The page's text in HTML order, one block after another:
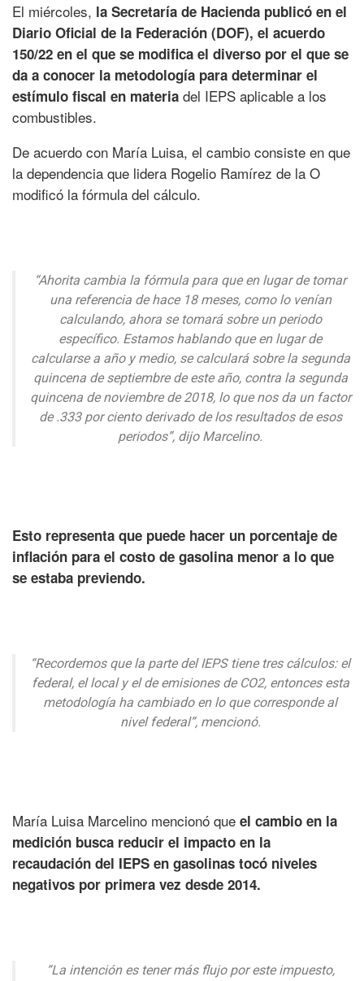
El miércoles, la Secretaría de Hacienda publicó en el
Diario Oficial de la Federación (DOF), el acuerdo
150/22 en el que se modifica el diverso por el que se
da a conocer la metodología para determinar el
estímulo fiscal en materia del IEPS aplicable a los
combustibles.
De acuerdo con María Luisa, el cambio consiste en que
la dependencia que lidera Rogelio Ramírez de la O
modificó la fórmula del cálculo.
“Ahorita cambia la fórmula para que en lugar de tomar
una referencia de hace 18 meses, como lo venían
calculando, ahora se tomará sobre un periodo
específico. Estamos hablando que en lugar de
calcularse a año y medio, se calculará sobre la segunda
quincena de septiembre de este año, contra la segunda
quincena de noviembre de 2018, lo que nos da un factor
de .333 por ciento derivado de los resultados de esos
periodos”, dijo Marcelino.
Esto representa que puede hacer un porcentaje de
inflación para el costo de gasolina menor a lo que
se estaba previendo.
“Recordemos que la parte del IEPS tiene tres cálculos: el
federal, el local y el de emisiones de CO2, entonces esta
metodología ha cambiado en lo que corresponde al
nivel federal”, mencionó.
María Luisa Marcelino mencionó que el cambio en la
medición busca reducir el impacto en la
recaudación del IEPS en gasolinas tocó niveles
negativos por primera vez desde 2014.
“La intención es tener más flujo por este impuesto,